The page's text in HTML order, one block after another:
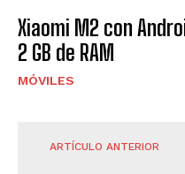
Xiaomi M2 con
2 GB de RAM
MÓVILES
ARTÍCULO ANTERIOR